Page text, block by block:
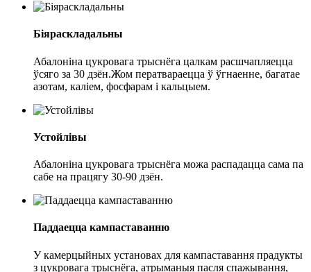
Біяраскладальны
Абалоніна цукровага трыснёга цалкам расшчапляецца
ўсяго за 30 дзён.Жом ператвараецца ў ўгнаенне, багатае
азотам, каліем, фосфарам і кальцыем.
Устойлівы
Абалоніна цукровага трыснёга можа распадацца сама па
сабе на працягу 30-90 дзён.
Паддаецца кампаставанню
У камерцыйных установах для кампаставання прадукты
з цукровага трыснёга, атрыманыя пасля спажывання,